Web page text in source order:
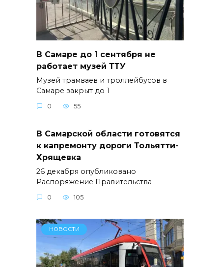
В Самаре до 1 сентября не
работает музей ТТУ
Музей трамваев и троллейбусов в
Самаре закрыт до 1
0 55
В Самарской области готовятся
к капремонту дороги Тольятти-
Хрящевка
26 декабря опубликовано
Распоряжение Правительства
0 105
НОВОСТИ